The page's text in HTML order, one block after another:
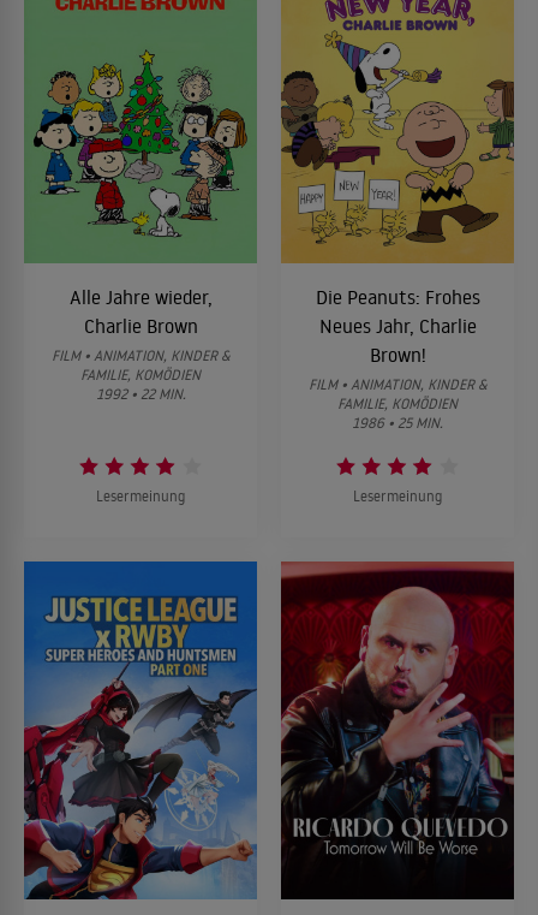
Alle Jahre wieder,
Charlie Brown
FILM • ANIMATION, KINDER &
FAMILIE, KOMÖDIEN
1992 • 22 MIN.
Lesermeinung
Die Peanuts: Frohes
Neues Jahr, Charlie
Brown!
FILM • ANIMATION, KINDER &
FAMILIE, KOMÖDIEN
1986 • 25 MIN.
Lesermeinung